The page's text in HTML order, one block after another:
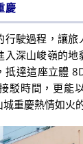
慶
行駛過程，讓旅
入深山峻嶺的地
抵達這座立體
駁時間，更能
重慶熱情如火